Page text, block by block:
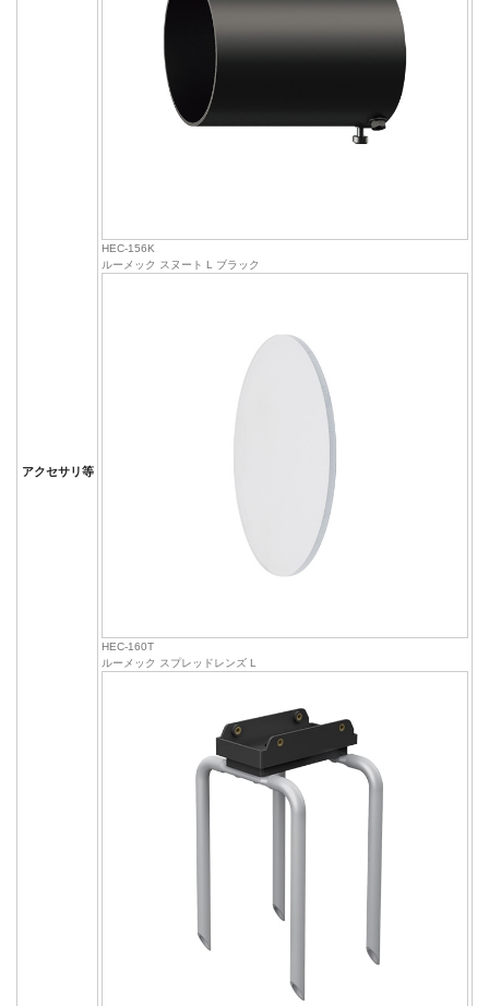
アクセサリ等
HEC-156K
ルーメック スヌート L ブラック
HEC-160T
ルーメック スプレッドレンズ L